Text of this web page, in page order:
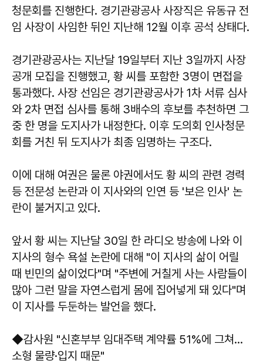
청문회를 진행한다. 경기관광공사 사장직은 유동규 전
임 사장이 사임한 뒤인 지난해 12월 이후 공석 상태다.
경기관광공사는 지난달 19일부터 지난 3일까지 사장
공개 모집을 진행했고, 황 씨를 포함한 3명이 면접을
통과했다. 사장 선임은 경기관광공사가 1차 서류 심사
와 2차 면접 심사를 통해 3배수의 후보를 추천하면 그
중 한 명을 도지사가 내정한다. 이후 도의회 인사청문
회를 거친 뒤 도지사가 최종 임명하는 구조다.
이에 대해 여권은 물론 야권에서도 황 씨의 관련 경력
등 전문성 논란과 이 지사와의 인연 등 '보은 인사' 논
란이 불거지고 있다.
앞서 황 씨는 지난달 30일 한 라디오 방송에 나와 이
지사의 형수 욕설 논란에 대해 "이 지사의 삶이 어릴
때 빈민의 삶이었다"며 "주변에 거칠게 사는 사람들이
많아 그런 말을 자연스럽게 몸에 집어넣게 돼 있다"며
이 지사를 두둔하는 발언을 했다.
◆감사원 "신혼부부 임대주택 계약률 51%에 그쳐...
소형 물량·입지 때문"